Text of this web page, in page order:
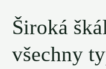
Široká
všechny